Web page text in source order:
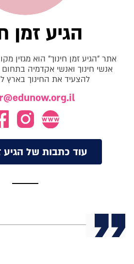
הגיע זמן
אתר "הגיע זמן חינוך" הוא מגזין
אנשי חינוך ואנשי אקדמיה
להצעיד את החינוך בארץ
עוד כתבות של הגיע